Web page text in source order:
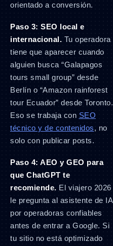
orientado a conversión.
Paso 3: SEO local e
internacional. Tu operadora
tiene que aparecer cuando
alguien busca “Galapagos
tours small group” desde
Berlín o “Amazon rainforest
tour Ecuador” desde Toronto.
Eso se trabaja con SEO
técnico y de contenidos, no
solo con publicar posts.
Paso 4: AEO y GEO para
que ChatGPT te
recomiende. El viajero 2026
le pregunta al asistente de IA
por operadoras confiables
antes de entrar a Google. Si
tu sitio no está optimizado